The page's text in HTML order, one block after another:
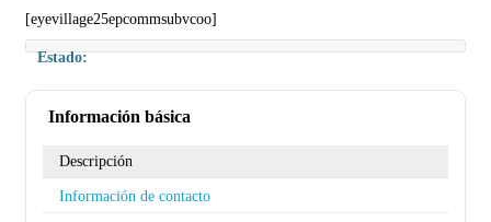
[eyevillage25epcommsubvcoo]
Estado:
Información básica
Descripción
Información de contacto